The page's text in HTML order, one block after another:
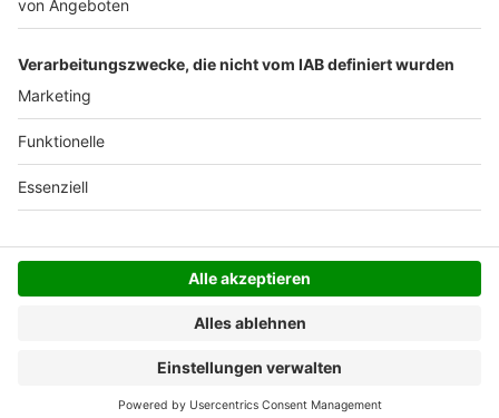
SERVICE HOTLINE
SHOP SERVICE
Versandkostenund ggf. Nachnahmegebühren, wenn
nicht anders angegeben.